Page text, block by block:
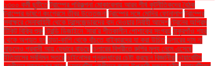
১৩০০ কর্মী ছুটিতে ট্রাম্পের পরিকল্পনা মোকাবেলায় আরব শীর্ষ কূটনীতিকদের বৈঠক
ট্রাম্পের ভাষণে কংগ্রেসে তীব্র উত্তেজনা ট্রাম্পের সঙ্গে মোদির ফোনালাপ ট্রাম্পের
স্বাক্ষরে সেনাবাহিনী থেকে ট্রান্সজেন্ডারদের বাদ দেওয়ার নির্বাহী আদেশ ট্রেনের অগ্রিম
টিকিট বিক্রি শুরু ট্রেন্ডি ডিজাইনে 'সারা'র শীতকালীন পোশাকের সংগ্রহ ঠাকুরগাঁও শহর
থেকে অপহৃত হন ঠান্ডা-কাশি থেকে বাঁচতে বাইকারদের যা করা উচিত ডলারের দাম না
বাড়লেও প্রবাসী আয় যেভাবে বাড়ছে ডলারের বিপরীতে রুপির মূল্য নেমে এসেছে
ইতিহাসের সর্বনিম্ন স্তরে ডাইনোসর পুনরুদ্ধারের চেষ্টা করছেন বিজ্ঞানীরা ডায়াবেটিস